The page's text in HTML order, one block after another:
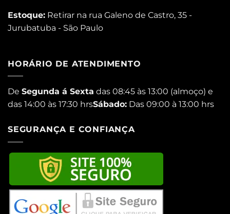
Estoque: Retirar na rua Galeno de Castro, 35 -
Jurubatuba - São Paulo
HORÁRIO DE ATENDIMENTO
De Segunda á Sexta das 08:45 às 13:00 (almoço) e
das 14:00 às 17:30 hrsSábado: Das 09:00 à 13:00 hrs
SEGURANÇA E CONFIANÇA